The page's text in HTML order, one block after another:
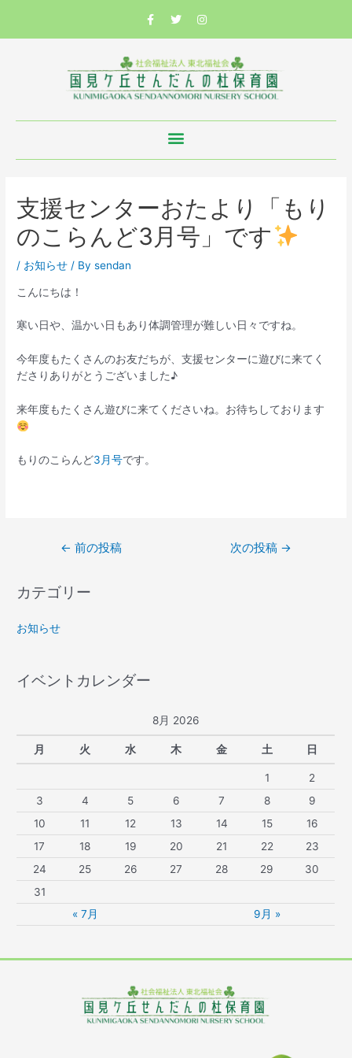
支援センターおたより「もり
のこらんど3月号」です
/ お知らせ / Bysendan
こんにちは！
寒い日や、温かい日もあり体調管理が難しい日々ですね。
今年度もたくさんのお友だちが、支援センターに遊びに来てく
ださりありがとうございました♪
来年度もたくさん遊びに来てくださいね。お待ちしております
もりのこらんど3月号です。
← 前の投稿 次の投稿 →
カテゴリー
お知らせ
イベントカレンダー
8月 2026
月 火 水 木 金 土 日
1
2
3
4 5 6 7 8
9
10
11 12 13 14 15
16
17
18 19 20 21 22
23
24
25 26 27 28 29
30
31
« 7月
9月 »